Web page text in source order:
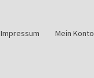
Impressum Mein Konto